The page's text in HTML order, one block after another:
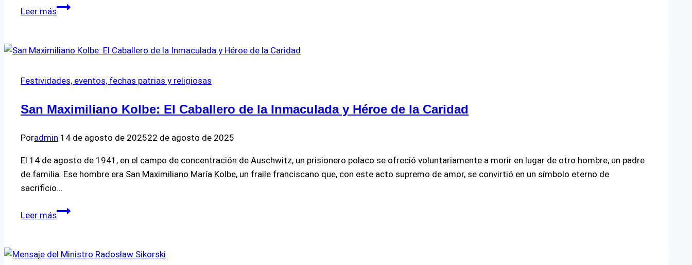
Leer másDespedida
Zdzisław
Festividades, eventos, fechas patrias y religiosas
San Maximiliano Kolbe: El Caballero de la Inmaculada y Héroe de la Caridad
Poradmin 14 de agosto de 202522 de agosto de 2025
El 14 de agosto de 1941, en el campo de concentración de Auschwitz, un prisionero polaco se ofreció voluntariamente a morir en lugar de otro hombre, un padre
de familia. Ese hombre era San Maximiliano María Kolbe, un fraile franciscano que, con este acto supremo de amor, se convirtió en un símbolo eterno de
sacrificio…
Leer másSan
El